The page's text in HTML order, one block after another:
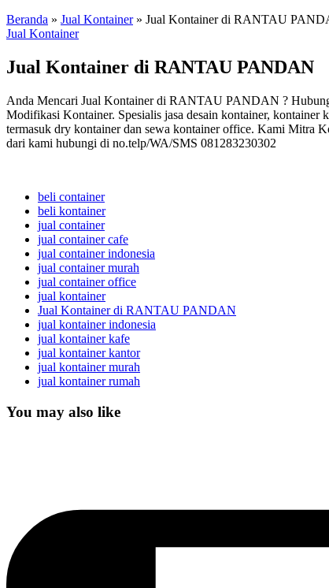
Beranda » Jual Kontainer » Jual Kontainer di RANTAU
Jual Kontainer
Jual Kontainer di RANTAU PANDAN
Anda Mencari Jual Kontainer di RANTAU PANDAN ?
Modifikasi Kontainer. Spesialis jasa desain kontainer,
termasuk dry kontainer dan sewa kontainer office. Kami Mitra
dari kami hubungi di no.telp/WA/SMS 081283230302
beli container
beli kontainer
jual container
jual container cafe
jual container indonesia
jual container murah
jual container office
jual kontainer
Jual Kontainer di RANTAU PANDAN
jual kontainer indonesia
jual kontainer kafe
jual kontainer kantor
jual kontainer murah
jual kontainer rumah
You may also like